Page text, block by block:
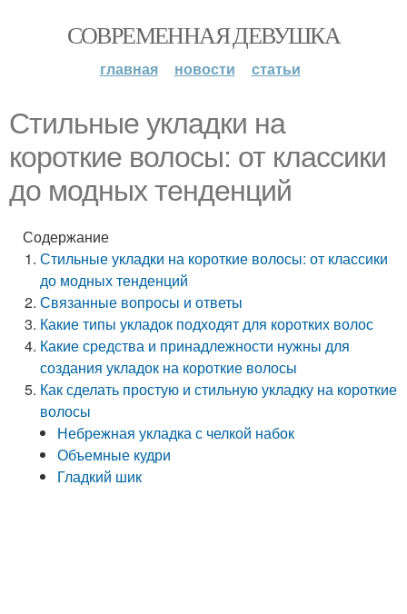
СОВРЕМЕННАЯ ДЕВУШКА
главная новости статьи
Стильные укладки на
короткие волосы: от классики
до модных тенденций
Содержание
Стильные укладки на короткие волосы: от классики
до модных тенденций
Связанные вопросы и ответы
Какие типы укладок подходят для коротких волос
Какие средства и принадлежности нужны для
создания укладок на короткие волосы
Как сделать простую и стильную укладку на короткие
волосы
Небрежная укладка с челкой набок
Объемные кудри
Гладкий шик